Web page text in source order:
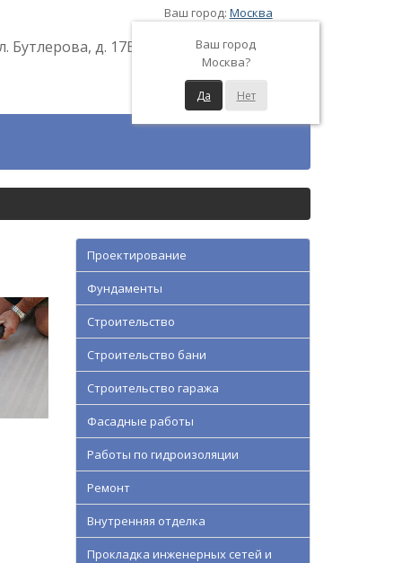
Бутлерова, д. 17Б
Ваш город: Москва
Ваш город
Москва?
Да Нет
Проектирование
Фундаменты
Строительство
Строительство бани
Строительство гаража
Фасадные работы
Работы по гидроизоляции
Ремонт
Внутренняя отделка
Прокладка инженерных сетей и